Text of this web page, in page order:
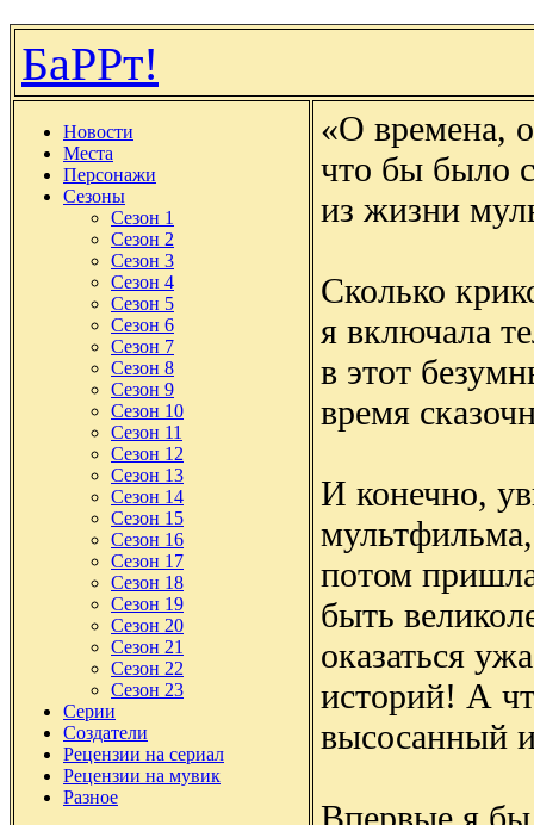
БаРРт!
Новости
Места
Персонажи
Сезоны
Сезон 1
Сезон 2
Сезон 3
Сезон 4
Сезон 5
Сезон 6
Сезон 7
Сезон 8
Сезон 9
Сезон 10
Сезон 11
Сезон 12
Сезон 13
Сезон 14
Сезон 15
Сезон 16
Сезон 17
Сезон 18
Сезон 19
Сезон 20
Сезон 21
Сезон 22
Сезон 23
Серии
Создатели
Рецензии на сериал
Рецензии на мувик
Разное
«О времена,
что бы было
из жизни
Сколько
я включала
в этот
время
И конечно,
потом
быть
оказаться
историй! А
высосанный